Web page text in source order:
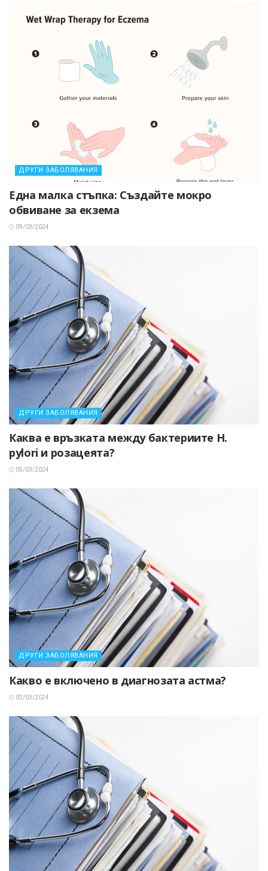
ДРУГИ ЗАБОЛЯВАНИЯ
Една малка стъпка: Създайте мокро
обвиване за екзема
09/03/2024
ДРУГИ ЗАБОЛЯВАНИЯ
Каква е връзката между бактериите H.
pylori и розацеята?
05/03/2024
ДРУГИ ЗАБОЛЯВАНИЯ
Какво е включено в диагнозата астма?
02/03/2024